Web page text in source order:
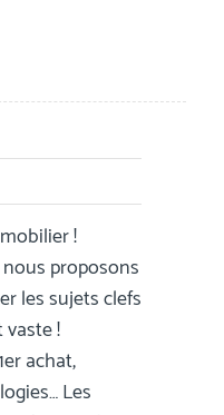
!
proposons
les sujets clefs
!
achat,
Les